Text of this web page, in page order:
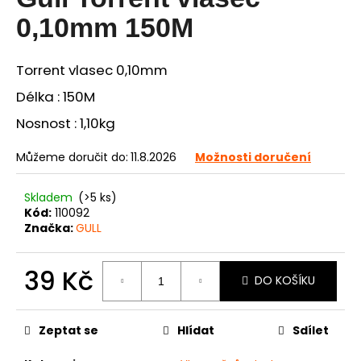
0,0
z
hvězdiček.
0,10mm 150M
Torrent vlasec 0,10mm
Délka : 150M
Nosnost : 1,10kg
Můžeme doručit do: 11.8.2026 Možnosti doručení
Skladem (>5 ks)
Kód: 110092
Značka:GULL
39 Kč
cena:
DO KOŠÍKU
Zeptat se Hlídat Sdílet
a
j
í
?
D
p
o